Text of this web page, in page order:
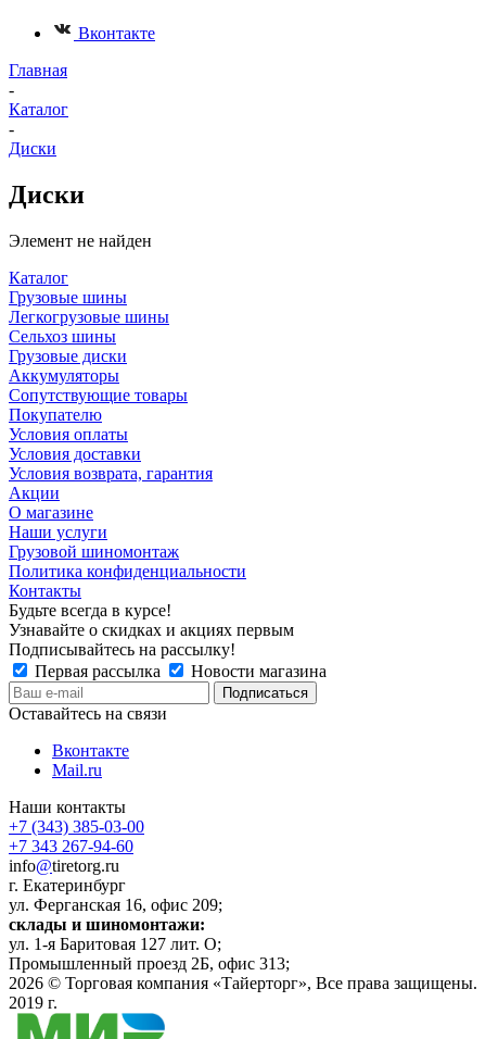
Вконтакте
Главная
-
Каталог
-
Диски
Диски
Элемент не найден
Каталог
Грузовые шины
Легкогрузовые шины
Сельхоз шины
Грузовые диски
Аккумуляторы
Сопутствующие товары
Покупателю
Условия оплаты
Условия доставки
Условия возврата, гарантия
Акции
О магазине
Наши услуги
Грузовой шиномонтаж
Политика конфиденциальности
Контакты
Будьте всегда в курсе!
Узнавайте о скидках и акциях первым
Подписывайтесь на рассылку!
Первая рассылка
Новости магазина
Оставайтесь на связи
Вконтакте
Mail.ru
Наши контакты
+7 (343) 385-03-00
+7 343 267-94-60
info@tiretorg.ru
г. Екатеринбург
ул. Ферганская 16, офис 209;
склады и шиномонтажи:
ул. 1-я Баритовая 127 лит. О;
Промышленный проезд 2Б, офис 313;
2026 © Торговая компания «Тайерторг», Все права защищены.
2019 г.